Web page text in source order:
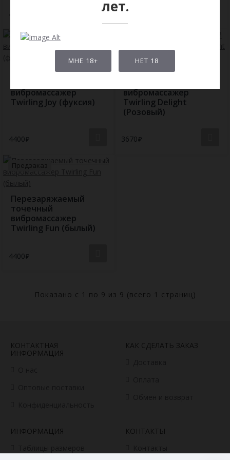
лет.
МНЕ 18+ НЕТ 18
4400 4400
Перезаряжаемый
вибромассажер
Twirling Joy (фуксия)
4400
Перезаряжаемый
вибромассажер
Twirling Delight
(Розовый)
3670
Предзаказ
Перезаряжаемый
точечный
вибромассажер
Twirling Fun (былый)
4400
Показано с 1 по 9 из 9 (всего 1 страниц)
КОНТАКТНАЯ
ИНФОРМАЦИЯ
КАК СДЕЛАТЬ ЗАКАЗ
ИНФОРМАЦИЯ
КОНТАКТЫ